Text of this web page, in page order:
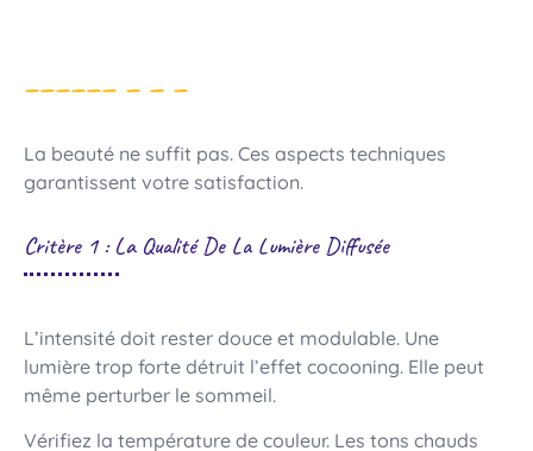
La beauté ne suffit pas. Ces aspects techniques
garantissent votre satisfaction.
Critère 1 : La Qualité De La Lumière Diffusée
L’intensité doit rester douce et modulable. Une
lumière trop forte détruit l’effet cocooning. Elle peut
même perturber le sommeil.
Vérifiez la température de couleur. Les tons chauds